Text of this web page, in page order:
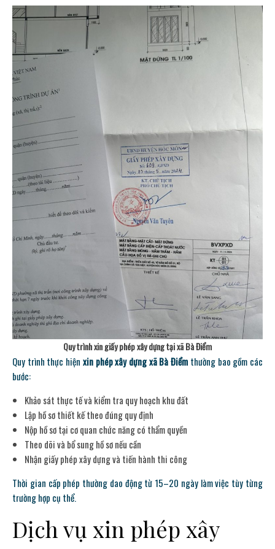
Quy trình xin giấy phép xây dựng tại xã Bà Điểm
Quy trình thực hiện xin phép xây dựng xã Bà Điểm thường bao gồm các
bước:
Khảo sát thực tế và kiểm tra quy hoạch khu đất
Lập hồ sơ thiết kế theo đúng quy định
Nộp hồ sơ tại cơ quan chức năng có thẩm quyền
Theo dõi và bổ sung hồ sơ nếu cần
Nhận giấy phép xây dựng và tiến hành thi công
Thời gian cấp phép thường dao động từ 15–20 ngày làm việc tùy từng
trường hợp cụ thể.
Dịch vụ xin phép xây